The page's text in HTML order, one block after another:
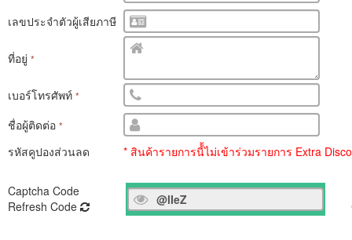
เลขประจำตัวผู้เสียภาษี
ที่อยู่ *
เบอร์โทรศัพท์ *
ชื่อผู้ติดต่อ *
รหัสคูปองส่วนลด * สินค้ารายการนี้้ไม่เข้าร่วมรายการ Extra
Captcha Code
Refresh Code